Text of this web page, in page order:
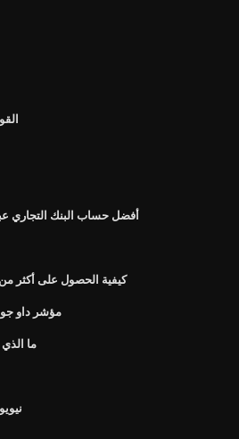
أفضل حساب البنك التجاري
كيفية الحصول على أكثر
مؤشر داو
ما